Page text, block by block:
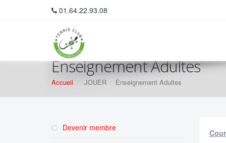
01.64.22.93.08
Enseignement Adultes
Accueil JOUER Enseignement Adultes
Devenir membre